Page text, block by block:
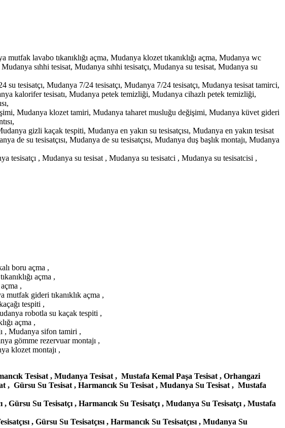
lavabo tıkanıklığı açma, Mudanya klozet tıkanıklığı açma, Mudanya wc
sıhhi tesisat, Mudanya sıhhi tesisatçı, Mudanya su tesisat, Mudanya su
su tesisatçı, Mudanya 7/24 tesisatçı, Mudanya 7/24 tesisatçı, Mudanya tesisat tamirci,
kalorifer tesisatı, Mudanya petek temizliği, Mudanya cihazlı petek temizliği,
Mudanya klozet tamiri, Mudanya taharet musluğu değişimi, Mudanya küvet gideri
gizli kaçak tespiti, Mudanya en yakın su tesisatçısı, Mudanya en yakın tesisat
de su tesisatçısı, Mudanya de su tesisatçısı, Mudanya duş başlık montajı, Mudanya
tesisatçı , Mudanya su tesisat , Mudanya su tesisatci , Mudanya su tesisatcisi ,
boru açma ,
açma ,
,
mutfak gideri tıkanıklık açma ,
tespiti ,
robotla su kaçak tespiti ,
açma ,
, Mudanya sifon tamiri ,
gömme rezervuar montajı ,
klozet montajı ,
Tesisat , Mudanya Tesisat , Mustafa Kemal Paşa Tesisat , Orhangazi
, Gürsu Su Tesisat , Harmancık Su Tesisat , Mudanya Su Tesisat , Mustafa
Gürsu Su Tesisatçı , Harmancık Su Tesisatçı , Mudanya Su Tesisatçı , Mustafa
, Gürsu Su Tesisatçısı , Harmancık Su Tesisatçısı , Mudanya Su